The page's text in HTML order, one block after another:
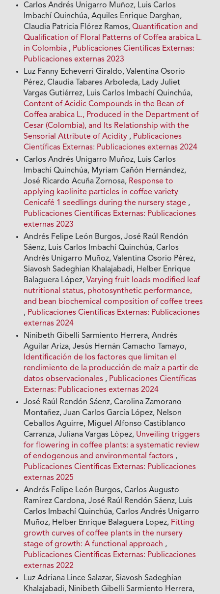
Carlos Andrés Unigarro Muñoz, Luis Carlos
Imbachí Quinchúa, Aquiles Enrique Darghan,
Claudia Patricia Flórez Ramos,Quantification and
Qualification of Floral Patterns of Coffea arabica L.
in Colombia , Publicaciones Científicas Externas:
Publicaciones externas 2023
Luz Fanny Echeverri Giraldo, Valentina Osorio
Pérez, Claudia Tabares Arboleda, Lady Juliet
Vargas Gutiérrez, Luis Carlos Imbachí Quinchúa,
Content of Acidic Compounds in the Bean of
Coffea arabica L., Produced in the Department of
Cesar (Colombia), and Its Relationship with the
Sensorial Attribute of Acidity , Publicaciones
Científicas Externas: Publicaciones externas 2024
Carlos Andrés Unigarro Muñoz, Luis Carlos
Imbachí Quinchúa, Myriam Cañón Hernández,
José Ricardo Acuña Zornosa, Response to
applying kaolinite particles in coffee variety
Cenicafé 1 seedlings during the nursery stage ,
Publicaciones Científicas Externas: Publicaciones
externas 2023
Andrés Felipe León Burgos, José Raúl Rendón
Sáenz, Luis Carlos Imbachí Quinchúa, Carlos
Andrés Unigarro Muñoz, Valentina Osorio Pérez,
Siavosh Sadeghian Khalajabadi, Helber Enrique
Balaguera López,Varying fruit loads modified leaf
nutritional status, photosynthetic performance,
and bean biochemical composition of coffee trees
, Publicaciones Científicas Externas: Publicaciones
externas 2024
Ninibeth Gibelli Sarmiento Herrera, Andrés
Aguilar Ariza, Jesús Hernán Camacho Tamayo,
Identificación de los factores que limitan el
rendimiento de la producción de maíz a partir de
datos observacionales , Publicaciones Científicas
Externas: Publicaciones externas 2024
José Raúl Rendón Sáenz, Carolina Zamorano
Montañez, Juan Carlos García López, Nelson
Ceballos Aguirre, Miguel Alfonso Castiblanco
Carranza, Juliana Vargas López, Unveiling triggers
for flowering in coffee plants: a systematic review
of endogenous and environmental factors ,
Publicaciones Científicas Externas: Publicaciones
externas 2025
Andrés Felipe León Burgos, Carlos Augusto
Ramírez Cardona, José Raúl Rendón Sáenz, Luis
Carlos Imbachí Quinchúa, Carlos Andrés Unigarro
Muñoz, Helber Enrique Balaguera Lopez, Fitting
growth curves of coffee plants in the nursery
stage of growth: A functional approach ,
Publicaciones Científicas Externas: Publicaciones
externas 2022
Luz Adriana Lince Salazar, Siavosh Sadeghian
Khalajabadi, Ninibeth Gibelli Sarmiento Herrera,